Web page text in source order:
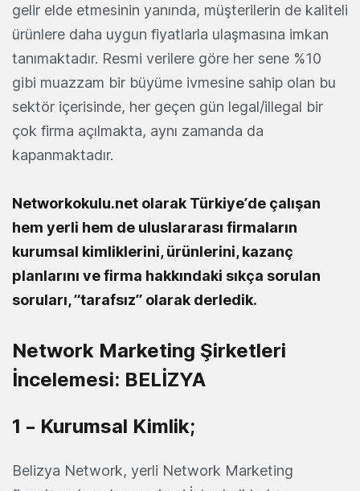
gelir elde etmesinin yanında, müşterilerin de kaliteli
ürünlere daha uygun fiyatlarla ulaşmasına imkan
tanımaktadır. Resmi verilere göre her sene %10
gibi muazzam bir büyüme ivmesine sahip olan bu
sektör içerisinde, her geçen gün legal/illegal bir
çok firma açılmakta, aynı zamanda da
kapanmaktadır.
Networkokulu.net olarak Türkiye’de çalışan
hem yerli hem de uluslararası firmaların
kurumsal kimliklerini, ürünlerini, kazanç
planlarını ve firma hakkındaki sıkça sorulan
soruları, “tarafsız” olarak derledik.
Network Marketing Şirketleri
İncelemesi: BELİZYA
1 – Kurumsal Kimlik;
Belizya Network, yerli Network Marketing